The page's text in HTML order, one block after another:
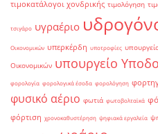
τιμοκατάλογοι χονδρικής τιμολόγηση
τσιγάρο υγραέριο
Οικονομικών υπερκέρδη υποτροφίες
Οικονομικών υπουργείο
φορολογία φορολογικά έσοδα φορολόγηση
φυσικό αέριο φωτιά φωτοβολταϊκά
φόρτιση χρονοκαθυστέρηση ψηφιακά εργαλεία